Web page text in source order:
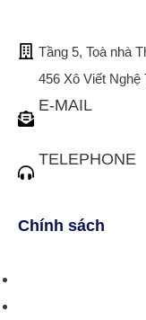
Tầng 5, Toà nhà
456 Xô Viết Nghệ
E-MAIL
TELEPHONE
Chính sách